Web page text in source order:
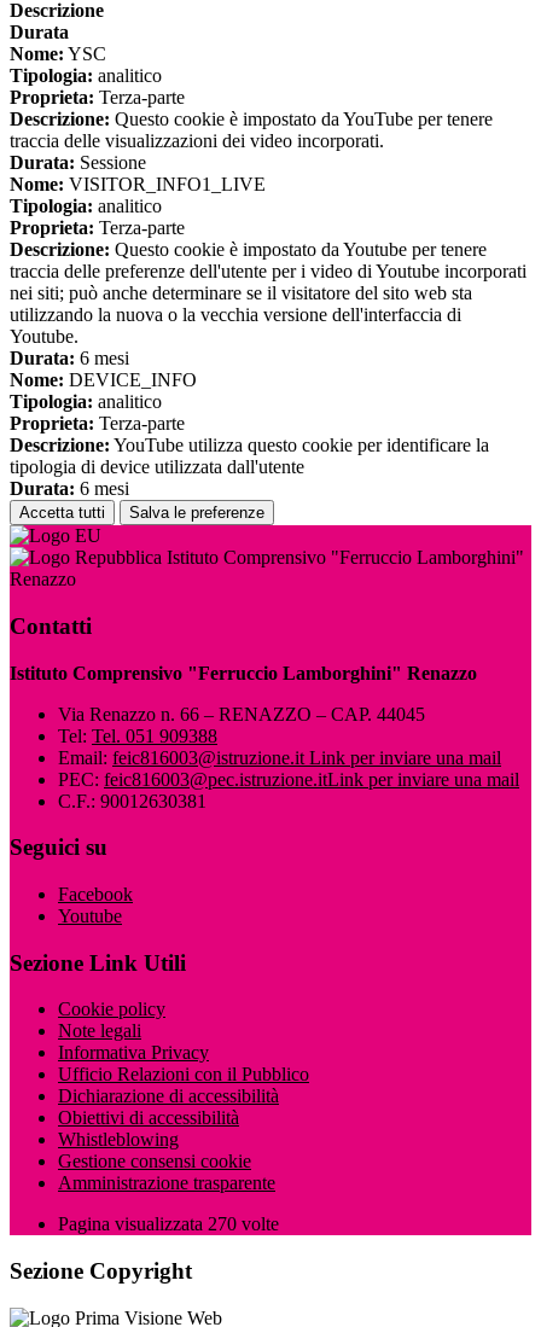
Descrizione
Durata
Nome: YSC
Tipologia: analitico
Proprieta: Terza-parte
Descrizione: Questo cookie è impostato da YouTube per tenere
traccia delle visualizzazioni dei video incorporati.
Durata: Sessione
Nome: VISITOR_INFO1_LIVE
Tipologia: analitico
Proprieta: Terza-parte
Descrizione: Questo cookie è impostato da Youtube per tenere
traccia delle preferenze dell'utente per i video di Youtube incorporati
nei siti; può anche determinare se il visitatore del sito web sta
utilizzando la nuova o la vecchia versione dell'interfaccia di
Youtube.
Durata: 6 mesi
Nome: DEVICE_INFO
Tipologia: analitico
Proprieta: Terza-parte
Descrizione: YouTube utilizza questo cookie per identificare la
tipologia di device utilizzata dall'utente
Durata: 6 mesi
Accetta tutti Salva le preferenze
Istituto Comprensivo "Ferruccio Lamborghini"
Renazzo
Contatti
Istituto Comprensivo "Ferruccio Lamborghini" Renazzo
Via Renazzo n. 66 – RENAZZO – CAP. 44045
Tel: Tel. 051 909388
Email: feic816003@istruzione.it Link per inviare una mail
PEC: feic816003@pec.istruzione.itLink per inviare una mail
C.F.: 90012630381
Seguici su
Facebook
Youtube
Sezione Link Utili
Cookie policy
Note legali
Informativa Privacy
Ufficio Relazioni con il Pubblico
Dichiarazione di accessibilità
Obiettivi di accessibilità
Whistleblowing
Gestione consensi cookie
Amministrazione trasparente
Pagina visualizzata 270 volte
Sezione Copyright